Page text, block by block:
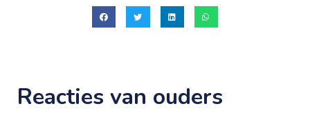
Reacties van ouders